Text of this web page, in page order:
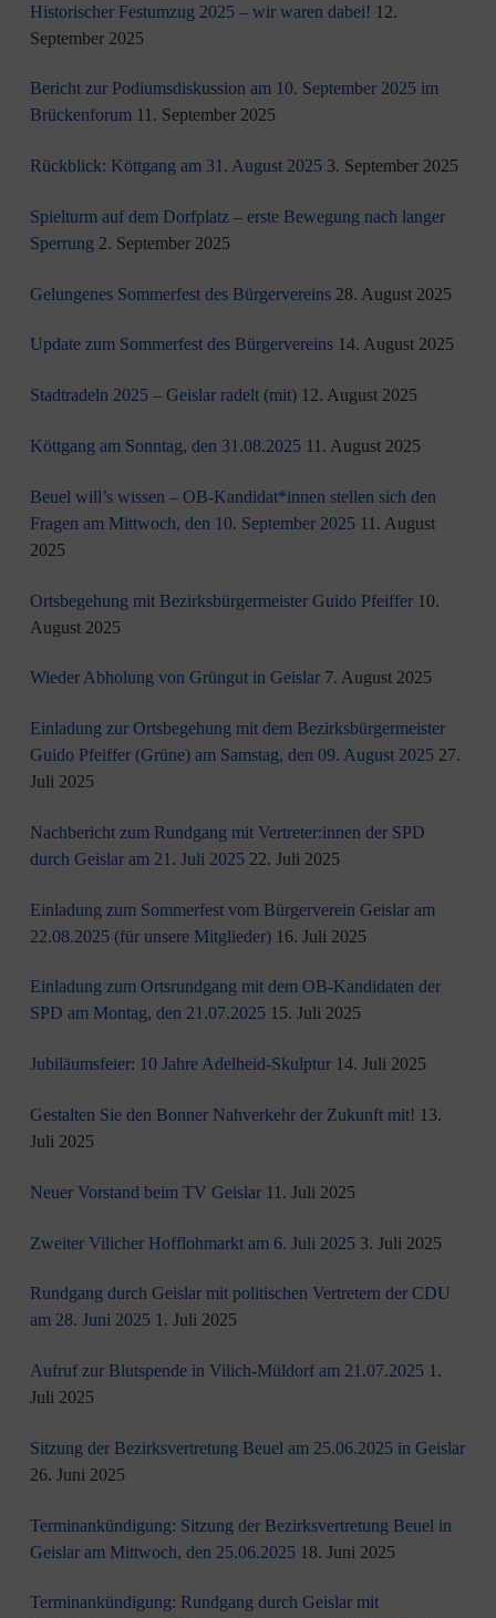
Historischer Festumzug 2025 – wir waren dabei! 12.
September 2025
Bericht zur Podiumsdiskussion am 10. September 2025 im
Brückenforum 11. September 2025
Rückblick: Köttgang am 31. August 2025 3. September 2025
Spielturm auf dem Dorfplatz – erste Bewegung nach langer
Sperrung 2. September 2025
Gelungenes Sommerfest des Bürgervereins 28. August 2025
Update zum Sommerfest des Bürgervereins 14. August 2025
Stadtradeln 2025 – Geislar radelt (mit) 12. August 2025
Köttgang am Sonntag, den 31.08.2025 11. August 2025
Beuel will’s wissen – OB-Kandidat*innen stellen sich den
Fragen am Mittwoch, den 10. September 2025 11. August
2025
Ortsbegehung mit Bezirksbürgermeister Guido Pfeiffer 10.
August 2025
Wieder Abholung von Grüngut in Geislar 7. August 2025
Einladung zur Ortsbegehung mit dem Bezirksbürgermeister
Guido Pfeiffer (Grüne) am Samstag, den 09. August 2025 27.
Juli 2025
Nachbericht zum Rundgang mit Vertreter:innen der SPD
durch Geislar am 21. Juli 2025 22. Juli 2025
Einladung zum Sommerfest vom Bürgerverein Geislar am
22.08.2025 (für unsere Mitglieder) 16. Juli 2025
Einladung zum Ortsrundgang mit dem OB-Kandidaten der
SPD am Montag, den 21.07.2025 15. Juli 2025
Jubiläumsfeier: 10 Jahre Adelheid-Skulptur 14. Juli 2025
Gestalten Sie den Bonner Nahverkehr der Zukunft mit! 13.
Juli 2025
Neuer Vorstand beim TV Geislar 11. Juli 2025
Zweiter Vilicher Hofflohmarkt am 6. Juli 2025 3. Juli 2025
Rundgang durch Geislar mit politischen Vertretern der CDU
am 28. Juni 2025 1. Juli 2025
Aufruf zur Blutspende in Vilich-Müldorf am 21.07.2025 1.
Juli 2025
Sitzung der Bezirksvertretung Beuel am 25.06.2025 in Geislar
26. Juni 2025
Terminankündigung: Sitzung der Bezirksvertretung Beuel in
Geislar am Mittwoch, den 25.06.2025 18. Juni 2025
Terminankündigung: Rundgang durch Geislar mit